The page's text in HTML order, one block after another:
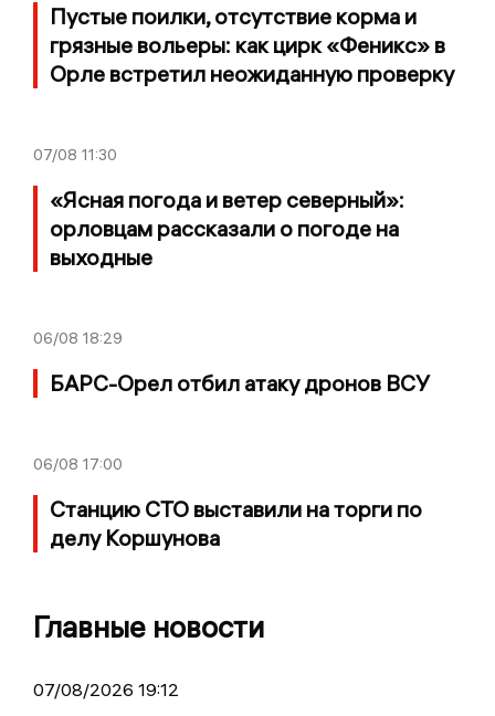
Пустые поилки, отсутствие корма и
грязные вольеры: как цирк «Феникс» в
Орле встретил неожиданную проверку
07/08 11:30
«Ясная погода и ветер северный»:
орловцам рассказали о погоде на
выходные
06/08 18:29
БАРС-Орел отбил атаку дронов ВСУ
06/08 17:00
Станцию СТО выставили на торги по
делу Коршунова
Главные новости
07/08/2026 19:12